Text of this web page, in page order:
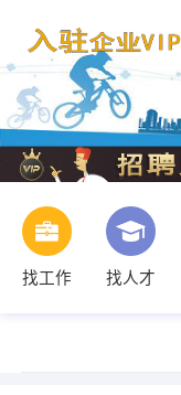
找工作 找人才